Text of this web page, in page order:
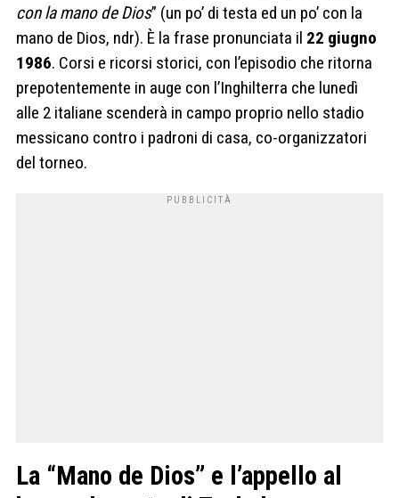
con la mano de Dios” (un po’ di testa ed un po’ con la
mano de Dios, ndr). È la frase pronunciata il 22 giugno
1986. Corsi e ricorsi storici, con l’episodio che ritorna
prepotentemente in auge con l’Inghilterra che lunedì
alle 2 italiane scenderà in campo proprio nello stadio
messicano contro i padroni di casa, co-organizzatori
del torneo.
La “Mano de Dios” e l’appello al